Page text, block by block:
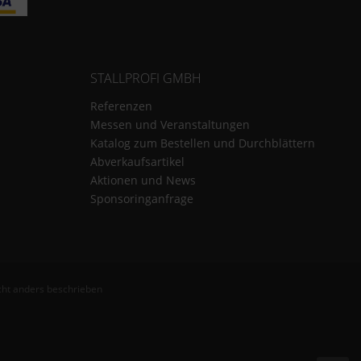
STALLPROFI GMBH
Referenzen
Messen und Veranstaltungen
Katalog zum Bestellen und Durchblättern
Abverkaufsartikel
Aktionen und News
Sponsoringanfrage
anders beschrieben